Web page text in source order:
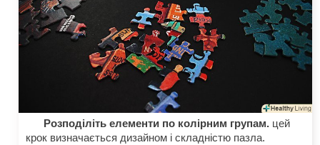
Розподіліть елементи по колірним групам. цей
крок визначається дизайном і складністю пазла.